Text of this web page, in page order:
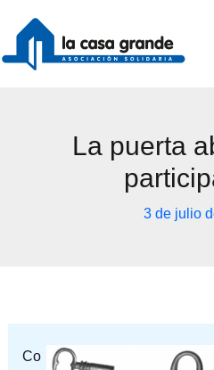
contenido
La puerta
3 de julio
Co